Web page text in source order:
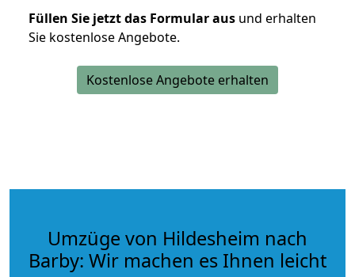
Füllen Sie jetzt das Formular aus und erhalten
Sie kostenlose Angebote.
Kostenlose Angebote erhalten
Umzüge von Hildesheim nach
Barby: Wir machen es Ihnen leicht